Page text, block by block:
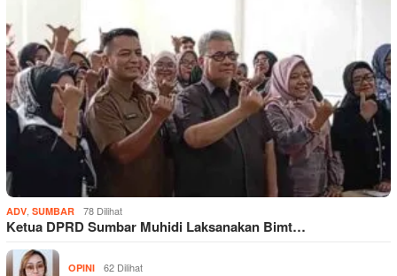
ADV SUMBAR 78 Dilihat
Ketua DPRD Sumbar Muhidi Laksanakan Bimt…
OPINI 62 Dilihat